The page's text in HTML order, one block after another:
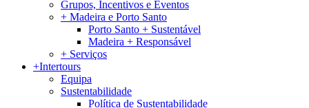
Grupos, Incentivos e Eventos
+ Madeira e Porto Santo
Porto Santo + Sustentável
Madeira + Responsável
+ Serviços
+Intertours
Equipa
Sustentabilidade
Política de Sustentabilidade